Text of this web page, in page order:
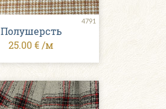
4791
Полушерсть
25.00 € /м